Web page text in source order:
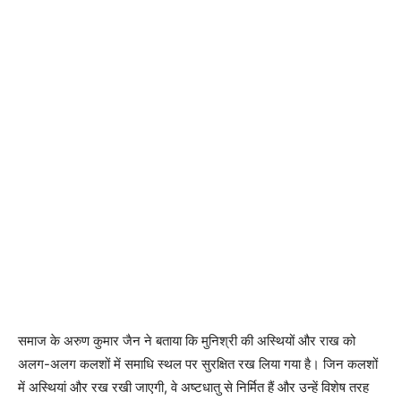
समाज के अरुण कुमार जैन ने बताया कि मुनिश्री की अस्थियों और राख को
अलग-अलग कलशों में समाधि स्थल पर सुरक्षित रख लिया गया है। जिन कलशों
में अस्थियां और रख रखी जाएगी, वे अष्टधातु से निर्मित हैं और उन्हें विशेष तरह